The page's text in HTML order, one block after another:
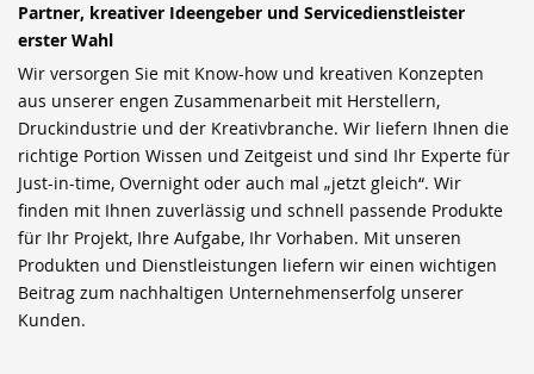
Partner, kreativer Ideengeber und Servicedienstleister
erster Wahl
Wir versorgen Sie mit Know-how und kreativen Konzepten
aus unserer engen Zusammenarbeit mit Herstellern,
Druckindustrie und der Kreativbranche. Wir liefern Ihnen die
richtige Portion Wissen und Zeitgeist und sind Ihr Experte für
Just-in-time, Overnight oder auch mal „jetzt gleich“. Wir
finden mit Ihnen zuverlässig und schnell passende Produkte
für Ihr Projekt, Ihre Aufgabe, Ihr Vorhaben. Mit unseren
Produkten und Dienstleistungen liefern wir einen wichtigen
Beitrag zum nachhaltigen Unternehmenserfolg unserer
Kunden.